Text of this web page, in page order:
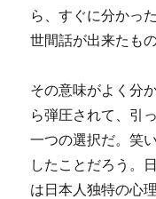
ら、すぐに分かっ
世間話が出来たも
その意味がよく分
ら弾圧されて、引
一つの選択だ。笑
したことだろう。
は日本人独特の心